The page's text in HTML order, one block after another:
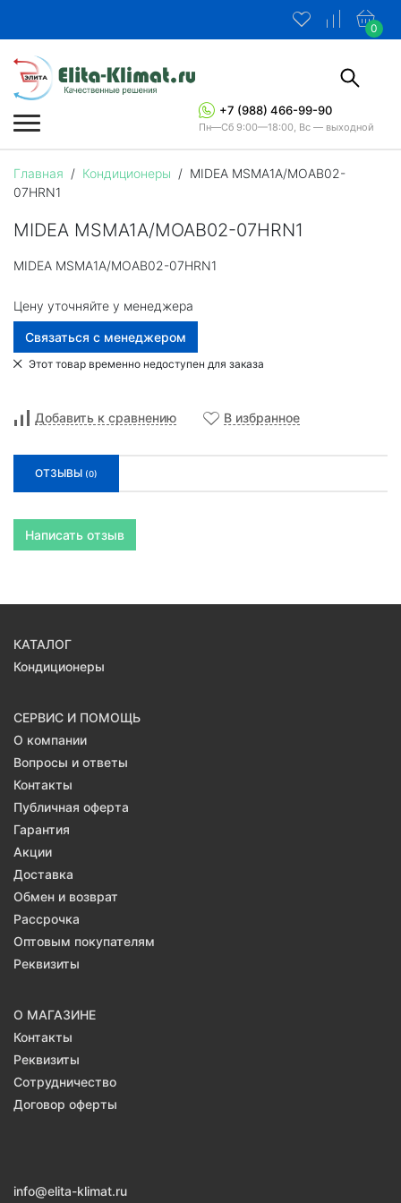
0
+7 (988) 466-99-90
Пн—Сб 9:00—18:00, Вс — выходной
Главная / Кондиционеры / MIDEA MSMA1A/MOAB02-
07HRN1
MIDEA MSMA1A/MOAB02-07HRN1
MIDEA MSMA1A/MOAB02-07HRN1
Цену уточняйте у менеджера
Связаться с менеджером
Этот товар временно недоступен для заказа
Добавить к сравнению В избранное
ОТЗЫВЫ (0)
Написать отзыв
КАТАЛОГ
Кондиционеры
СЕРВИС И ПОМОЩЬ
О компании
Вопросы и ответы
Контакты
Публичная оферта
Гарантия
Акции
Доставка
Обмен и возврат
Рассрочка
Оптовым покупателям
Реквизиты
О МАГАЗИНЕ
Контакты
Реквизиты
Сотрудничество
Договор оферты
info@elita-klimat.ru